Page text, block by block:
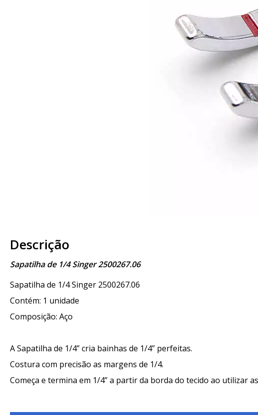
Descrição
Sapatilha de 1/4 Singer 2500267.06
Sapatilha de 1/4 Singer 2500267.06
Contém: 1 unidade
Composição: Aço
A Sapatilha de 1/4” cria bainhas de 1/4” perfeitas.
Costura com precisão as margens de 1/4.
Começa e termina em 1/4” a partir da borda do tecido ao utilizar